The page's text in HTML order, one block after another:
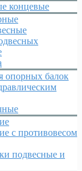
концевые
опорных балок
с противовесом
подвесные и